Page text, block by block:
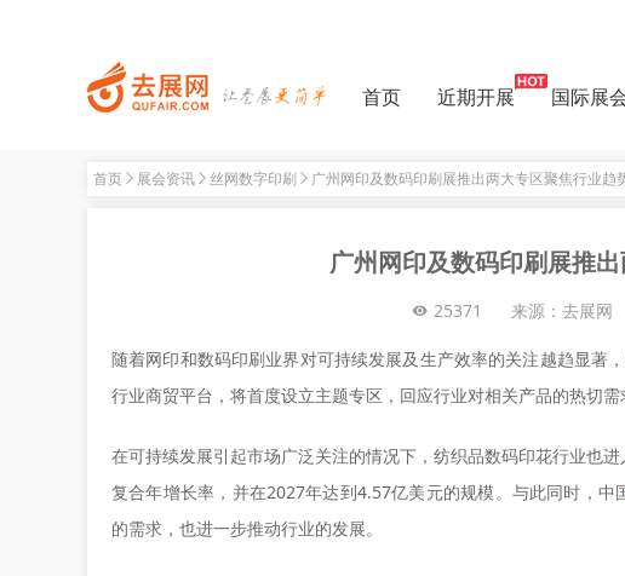
首页 近期开展 国际展
首页 展会资讯 丝网数字印刷 广州网印及数码印刷展推出两大专区聚焦行业趋
广州网印及数码印刷展推
25371 来源：去展网
随着网印和数码印刷业界对可持续发展及生产效率的关注越趋显
行业商贸平台，将首度设立主题专区，回应行业对相关产品的热切
在可持续发展引起市场广泛关注的情况下，纺织品数码印花行业也
复合年增长率，并在2027年达到4.57亿美元的规模。与此同时，中
的需求，也进一步推动行业的发展。